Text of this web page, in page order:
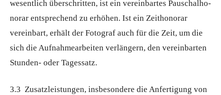
wesentlich überschritten, ist ein vereinbartes Pauschalho-
norar entsprechend zu erhöhen. Ist ein Zeithonorar
vereinbart, erhält der Fotograf auch für die Zeit, um die
sich die Aufnahmearbeiten verlängern, den vereinbarten
Stunden- oder Tagessatz.
3.3 Zusatzleistungen, insbesondere die Anfertigung von